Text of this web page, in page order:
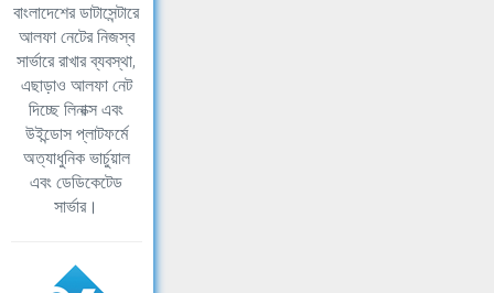
বাংলাদেশের ডাটাসেন্টারে
আলফা নেটের নিজস্ব
সার্ভারে রাখার ব্যবস্থা,
এছাড়াও আলফা নেট
দিচ্ছে লিনাক্স এবং
উইন্ডোস প্লাটফর্মে
অত্যাধুনিক ভার্চুয়াল
এবং ডেডিকেটেড
সার্ভার।